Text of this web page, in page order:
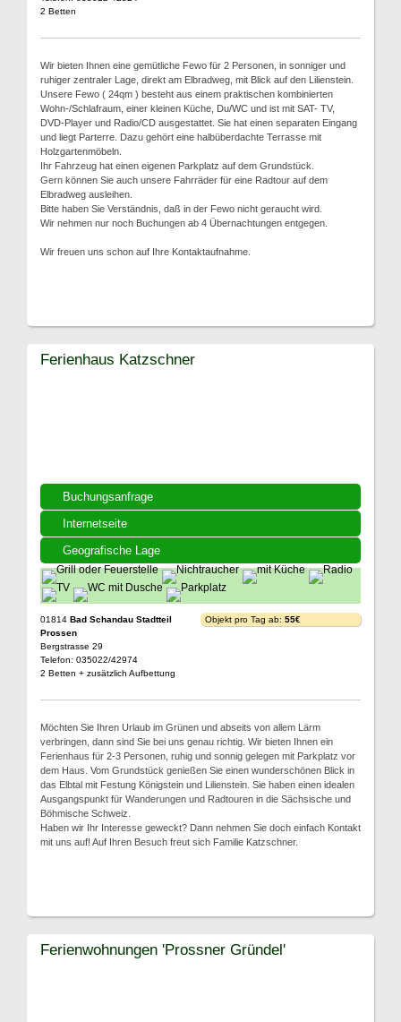
2 Betten
Wir bieten Ihnen eine gemütliche Fewo für 2 Personen, in sonniger und
ruhiger zentraler Lage, direkt am Elbradweg, mit Blick auf den Lilienstein.
Unsere Fewo ( 24qm ) besteht aus einem praktischen kombinierten
Wohn-/Schlafraum, einer kleinen Küche, Du/WC und ist mit SAT- TV,
DVD-Player und Radio/CD ausgestattet. Sie hat einen separaten Eingang
und liegt Parterre. Dazu gehört eine halbüberdachte Terrasse mit
Holzgartenmöbeln.
Ihr Fahrzeug hat einen eigenen Parkplatz auf dem Grundstück.
Gern können Sie auch unsere Fahrräder für eine Radtour auf dem
Elbradweg ausleihen.
Bitte haben Sie Verständnis, daß in der Fewo nicht geraucht wird.
Wir nehmen nur noch Buchungen ab 4 Übernachtungen entgegen.
Wir freuen uns schon auf Ihre Kontaktaufnahme.
Buchungsanfrage
Internetseite
Geografische Lage
Ferienhaus Katzschner
01814 Bad Schandau Stadtteil
Prossen
Bergstrasse 29
Telefon: 035022/42974
2 Betten + zusätzlich Aufbettung
Objekt pro Tag ab: 55€
Möchten Sie Ihren Urlaub im Grünen und abseits von allem Lärm
verbringen, dann sind Sie bei uns genau richtig. Wir bieten Ihnen ein
Ferienhaus für 2-3 Personen, ruhig und sonnig gelegen mit Parkplatz vor
dem Haus. Vom Grundstück genießen Sie einen wunderschönen Blick in
das Elbtal mit Festung Königstein und Lilienstein. Sie haben einen idealen
Ausgangspunkt für Wanderungen und Radtouren in die Sächsische und
Böhmische Schweiz.
Haben wir Ihr Interesse geweckt? Dann nehmen Sie doch einfach Kontakt
mit uns auf! Auf Ihren Besuch freut sich Familie Katzschner.
Ferienwohnungen 'Prossner Gründel'